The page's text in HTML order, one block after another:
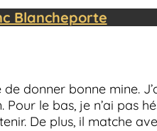
Blancheporte
de donner bonne mine.
le bas, je n’ai pas
De plus, il matche